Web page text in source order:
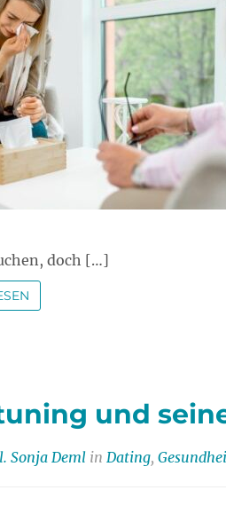
doch […]
und
Sonja Deml in Dating,